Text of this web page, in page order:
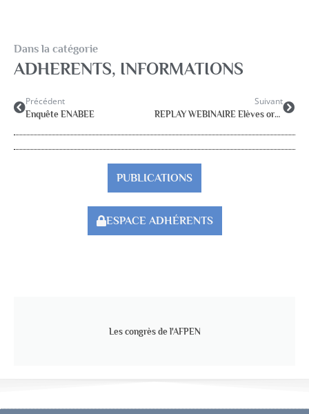
Dans la catégorie
ADHERENTS, INFORMATIONS
Précédent
Enquête ENABEE
Suivant
REPLAY WEBINAIRE Elèves orphelins- quelles perspectives d’accompagnement ? Rôle et place pour le psychologue de l’éducation nationale
PUBLICATIONS
ESPACE ADHÉRENTS
Les congrès de l'AFPEN